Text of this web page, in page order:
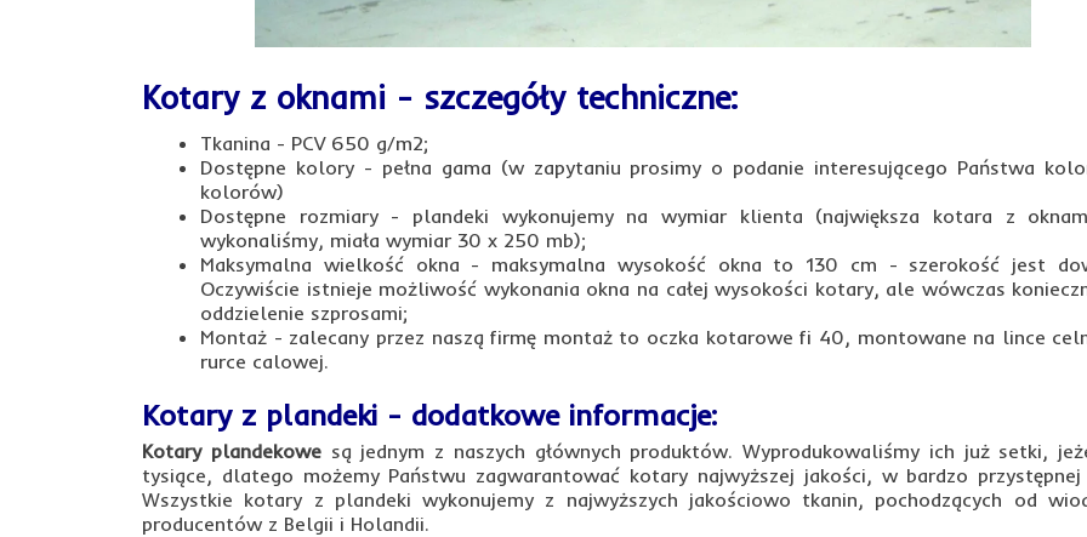
Kotary z oknami - szczegóły techniczne:
Tkanina - PCV 650 g/m2;
Dostępne kolory - pełna gama (w zapytaniu prosimy o podanie interesującego Państwa
kolorów)
Dostępne rozmiary - plandeki wykonujemy na wymiar klienta (największa kotara z
wykonaliśmy, miała wymiar 30 x 250 mb);
Maksymalna wielkość okna - maksymalna wysokość okna to 130 cm - szerokość jest
Oczywiście istnieje możliwość wykonania okna na całej wysokości kotary, ale wówczas
oddzielenie szprosami;
Montaż - zalecany przez naszą firmę montaż to oczka kotarowe fi 40, montowane na lince
rurce calowej.
Kotary z plandeki - dodatkowe informacje:
Kotary plandekowesą jednym z naszych głównych produktów. Wyprodukowaliśmy ich już setki,
tysiące, dlatego możemy Państwu zagwarantować kotary najwyższej jakości, w bardzo przystępnej
Wszystkie kotary z plandeki wykonujemy z najwyższych jakościowo tkanin, pochodzących od
producentów z Belgii i Holandii.